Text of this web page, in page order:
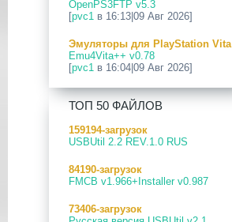
Обеспечение 7.0.2 для PS Portal
09 Апр 2026
[PS3|CFW] webMAN MOD
v1.47.48p
29 Мар 2026
[PS3] PS3HEN v3.5.0
19 Мар 2026
[PS Portal] Программное
18 Мар 2026
4.93 для PlayStation 3
OpenPS3FTP v5.3
[pvc1 в 16:13|09 Авг 2026]
Эмуляторы для PlayStation Vita
Emu4Vita++ v0.78
[pvc1 в 16:04|09 Авг 2026]
Прошивки и приложения для
PlayStation 3
[pvc1в 07:01|07 Авг 2026]
Сборник приложений для PS5
[pvc1в 21:39|05 Авг 2026]
ПК софт для PlayStation 4
ТОП 50 ФАЙЛОВ
159194-загрузок
USBUtil 2.2 REV.1.0 RUS
84190-загрузок
FMCB v1.966+Installer v0.987
73406-загрузок